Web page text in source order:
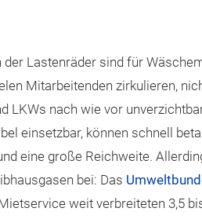
der Lastenräder sind für
Mitarbeitenden zirkulieren,
LKWs nach wie vor
einsetzbar, können schnell
eine große Reichweite.
bei: Das
weit verbreiteten 3,5